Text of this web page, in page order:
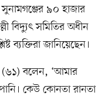
৯০ হাজার
বিদ্যুৎ সমিতির অধীন
ব্যক্তিরা জানিয়েছেন।
(৬১) বলেন, ‘আমার
কেউ কোনতা রানতা